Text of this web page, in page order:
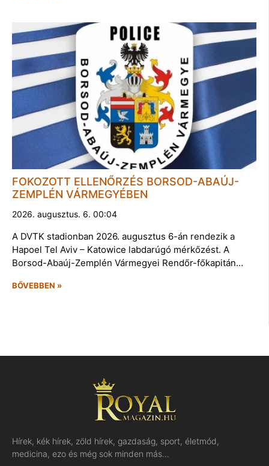
FOKOZOTT ELLENŐRZÉS BORSOD-ABAÚJ-
ZEMPLÉN VÁRMEGYÉBEN
2026. augusztus. 6. 00:04
A DVTK stadionban 2026. augusztus 6-án rendezik a
Hapoel Tel Aviv – Katowice labdarúgó mérkőzést. A
Borsod-Abaúj-Zemplén Vármegyei Rendőr-főkapitán…
BŐVEBBEN »
Hírek, kék hírek, zöld hírek, gazdaság, sport, életmód,
medicina, ezo és még sok minden más…